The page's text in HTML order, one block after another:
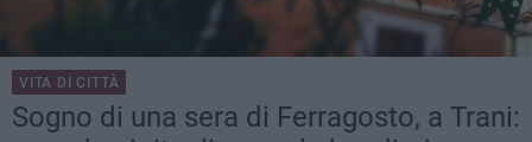
VITA DI CITTÀ
Sogno di una sera di Ferragosto, a Trani: